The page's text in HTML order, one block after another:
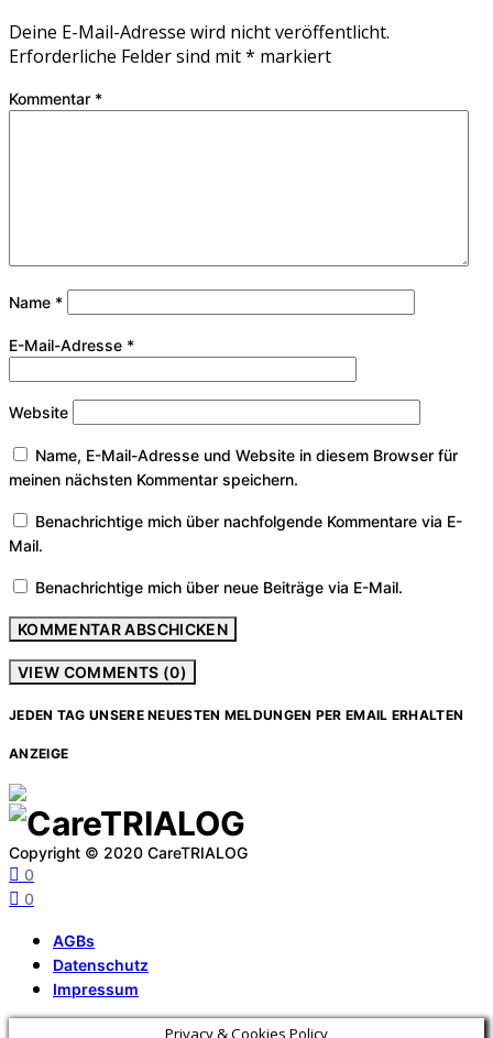
Deine E-Mail-Adresse wird nicht veröffentlicht.
Erforderliche Felder sind mit* markiert
Kommentar *
Name *
E-Mail-Adresse *
Website
Name, E-Mail-Adresse und Website in diesem Browser für
meinen nächsten Kommentar speichern.
Benachrichtige mich über nachfolgende Kommentare via E-
Mail.
Benachrichtige mich über neue Beiträge via E-Mail.
VIEW COMMENTS (0)
JEDEN TAG UNSERE NEUESTEN MELDUNGEN PER EMAIL ERHALTEN
ANZEIGE
Copyright © 2020 CareTRIALOG
0
0
AGBs
Datenschutz
Impressum